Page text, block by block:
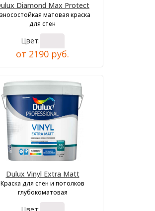
Diamond Max Protect
матовая краска
для стен
Цвет:
от 2190 руб.
Dulux Vinyl Extra Matt
Краска для стен и потолков
глубокоматовая